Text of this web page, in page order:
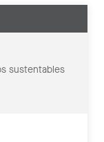
sustentables